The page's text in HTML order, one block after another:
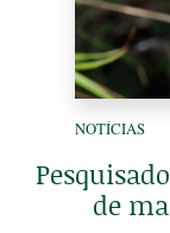
NOTÍCIAS
de